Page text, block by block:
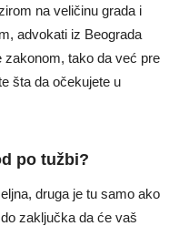
na veličinu grada i
advokati iz Beograda
zakonom, tako da već pre
šta da očekujete u
po tužbi?
druga je tu samo ako
zaključka da će vaš